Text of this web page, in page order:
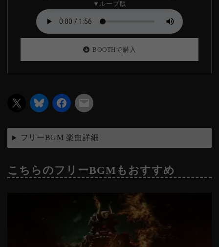
▼ループ版
BOOTHで購入
フリーBGM 楽曲詳細
こちらのフリーBGMもおすすめ